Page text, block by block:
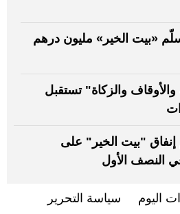
«بيت الخير» مليون درهم
والزكاة" تستقبل
إنفاق "بيت الخير" على
النصف الأول
اليوم سياسة التحرير